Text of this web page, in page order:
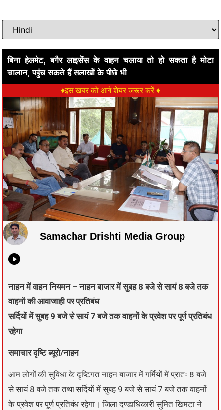
बिना हेलमेट, बगैर लाइसेंस के वाहन चलाया तो हो सकता है मोटा
चालान, पहुंच सकते हैं सलाखों के पीछे भी
♦इस खबर को आगे शेयर जरूर करें ♦
Samachar Drishti Media Group
नाहन में वाहन नियमन – नाहन बाजार में सुबह 8 बजे से सायं 8 बजे तक
वाहनों की आवाजाही पर प्रतिबंध
सर्दियों में सुबह 9 बजे से सायं 7 बजे तक वाहनों के प्रवेश पर पूर्ण प्रतिबंध
रहेगा
समाचार दृष्टि ब्यूरो/नाहन
आम लोगों की सुविधा के दृष्टिगत नाहन बाजार में गर्मियों में प्रातः 8 बजे
से सायं 8 बजे तक तथा सर्दियों में सुबह 9 बजे से सायं 7 बजे तक वाहनों
के प्रवेश पर पूर्ण प्रतिबंध रहेगा। जिला दण्डाधिकारी सुमित खिमटा ने